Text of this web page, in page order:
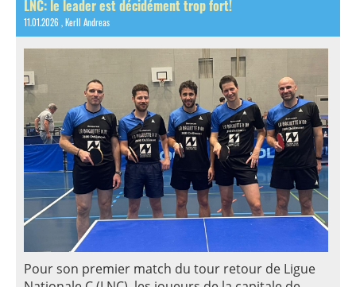
LNC: le leader est décidément trop fort!
11.01.2026 , Kerll Andreas
Pour son premier match du tour retour de Ligue